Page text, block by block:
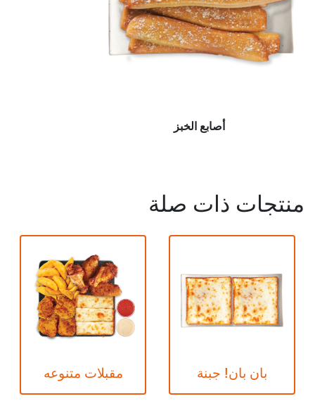
أصابع‭ ‬الخبز
منتجات ذات صلة
بان بان! جبنة مقبلات متنوعه